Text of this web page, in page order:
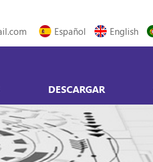
Español
English
DESCARGAR